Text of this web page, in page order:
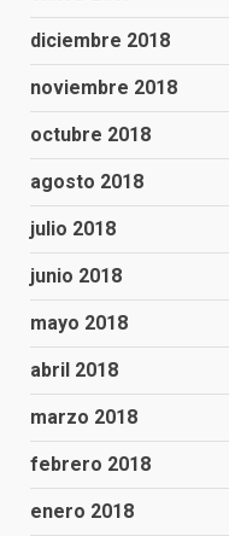
diciembre 2018
noviembre 2018
octubre 2018
agosto 2018
julio 2018
junio 2018
mayo 2018
abril 2018
marzo 2018
febrero 2018
enero 2018